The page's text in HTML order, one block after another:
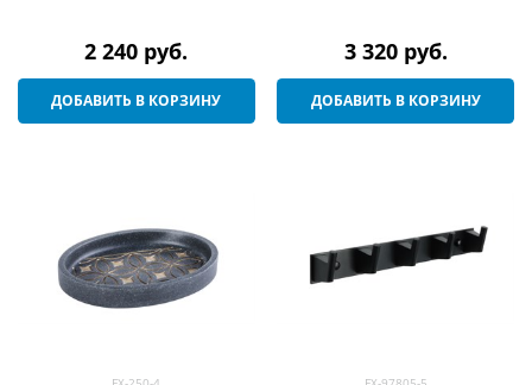
2 240 руб.
ДОБАВИТЬ В КОРЗИНУ
3 320 руб.
ДОБАВИТЬ В КОРЗИНУ